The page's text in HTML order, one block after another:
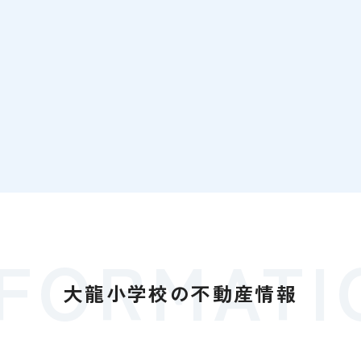
大龍小学校の不動産情報